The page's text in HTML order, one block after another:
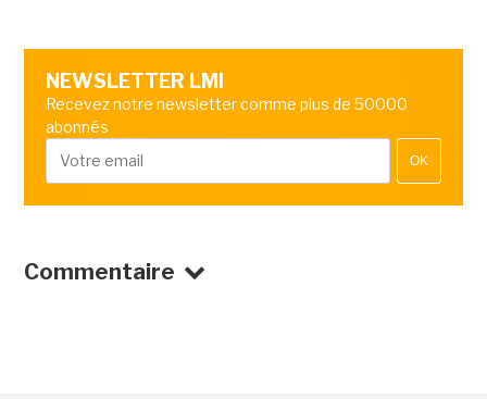
NEWSLETTER LMI
Recevez notre newsletter comme plus de 50000
abonnés
OK
Commentaire